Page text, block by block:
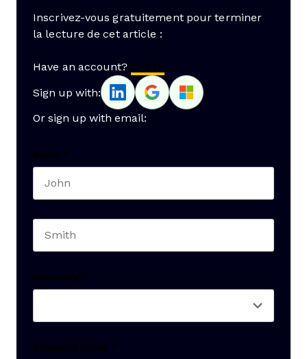
Inscrivez-vous gratuitement pour terminer
la lecture de cet article :
Have an account? Log In
Sign up with:
Or sign up with email:
Name *
Seniority *
Business email *